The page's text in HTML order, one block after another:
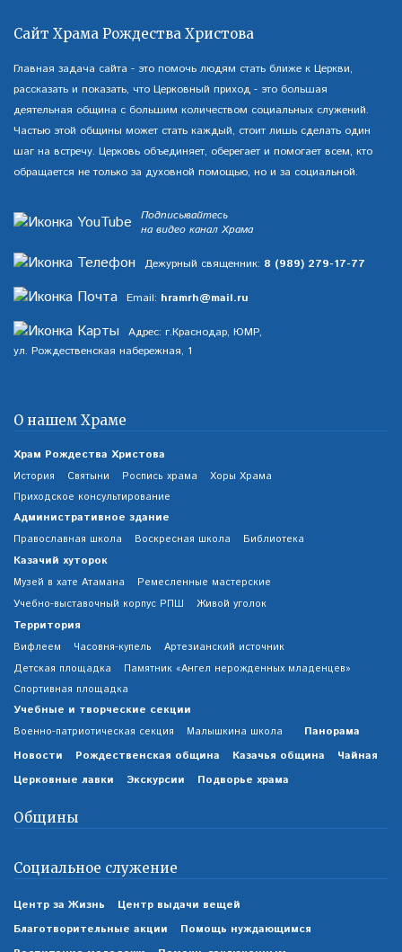
Сайт Храма Рождества Христова
Главная задача сайта - это помочь людям стать ближе к Церкви,
рассказать и показать, что Церковный приход - это большая
деятельная община с большим количеством социальных служений.
Частью этой общины может стать каждый, стоит лишь сделать один
шаг на встречу. Церковь объединяет, оберегает и помогает всем, кто
обращается не только за духовной помощью, но и за социальной.
Подписывайтесь
на видео канал Храма
Дежурный священник: 8 (989) 279-17-77
Email: hramrh@mail.ru
Адрес: г.Краснодар, ЮМР,
ул. Рождественская набережная, 1
О нашем Храме
Храм Рождества Христова
История Святыни Роспись храма
Хоры Храма
Приходское консультирование
Административное здание
Православная школа Воскресная школа Библиотека
Казачий хуторок
Музей в хате Атамана
Ремесленные мастерские
Учебно-выставочный корпус РПШ
Живой уголок
Территория
Вифлеем Часовня-купель
Артезианский источник
Детская площадка
Памятник «Ангел нерожденных младенцев»
Спортивная площадка
Учебные и творческие секции
Военно-патриотическая секция Малышкина школа
Панорама
Новости
Рождественская община Казачья община
Чайная
Церковные лавки
Экскурсии Подворье храма
Общины
Социальное служение
Центр за Жизнь
Центр выдачи вещей
Благотворительные акции
Помощь нуждающимся